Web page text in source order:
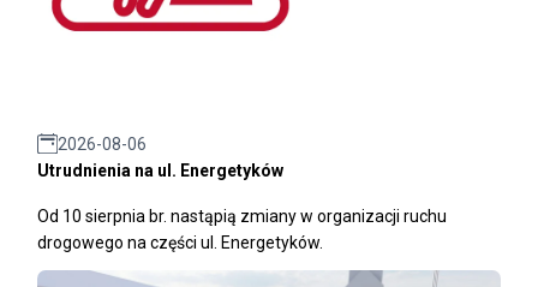
2026-08-06
Utrudnienia na ul. Energetyków
Od 10 sierpnia br. nastąpią zmiany w organizacji ruchu
drogowego na części ul. Energetyków.